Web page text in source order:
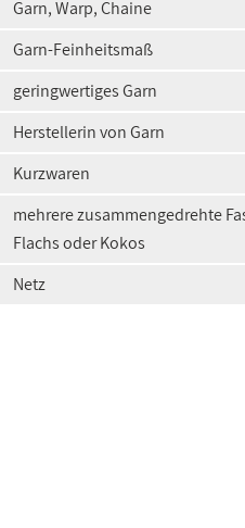
Garn, Warp, Chaine
Garn-Feinheitsmaß
geringwertiges Garn
Herstellerin von Garn
Kurzwaren
mehrere zusammengedrehte
Flachs oder Kokos
Netz